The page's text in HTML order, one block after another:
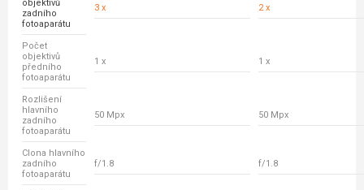
objektivů
zadního
fotoaparátu
3 x 2 x
Počet
objektivů
předního
fotoaparátu
1 x 1 x
Rozlišení
hlavního
zadního
fotoaparátu
50 Mpx 50 Mpx
Clona hlavního
zadního
fotoaparátu
f/1.8 f/1.8